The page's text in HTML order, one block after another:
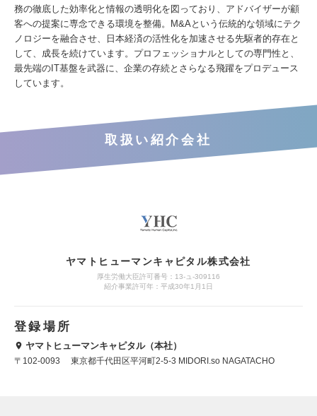
務の徹底した効率化と情報の透明化を図っており、アドバイザーが顧
客への提案に専念できる環境を整備。M&Aという伝統的な領域にテク
ノロジーを融合させ、日本経済の活性化を加速させる先駆者的存在と
して、成長を続けています。プロフェッショナルとしての専門性と、
最先端のIT基盤を武器に、企業の存続とさらなる飛躍をプロデュース
しています。
取扱い紹介会社
ヤマトヒューマンキャピタル株式会社
厚生労働大臣許可番号：13-ュ-309116
紹介事業許可年：平成30年1月1日
登録場所
ヤマトヒューマンキャピタル（本社）
〒102-0093 東京都千代田区平河町2-5-3 MIDORI.so NAGATACHO